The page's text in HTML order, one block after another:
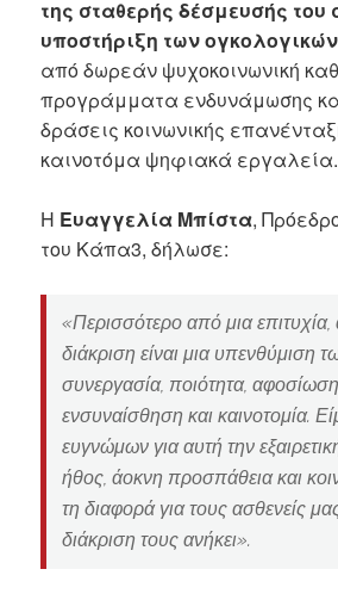
της σταθερής δέσμευσής του
υποστήριξη των
από δωρεάν ψυχοκοινωνική
προγράμματα ενδυνάμωσης
δράσεις κοινωνικής
καινοτόμα ψηφιακά εργαλεία.
Η Ευαγγελία Μπίστα,
του Κάπα3, δήλωσε:
«Περισσότερο από μια επιτυχία,
διάκριση είναι μια υπενθύμιση
συνεργασία, ποιότητα,
ενσυναίσθηση και καινοτομία.
ευγνώμων για αυτή την
ήθος, άοκνη προσπάθεια και
τη διαφορά για τους ασθενείς
διάκριση τους ανήκει».